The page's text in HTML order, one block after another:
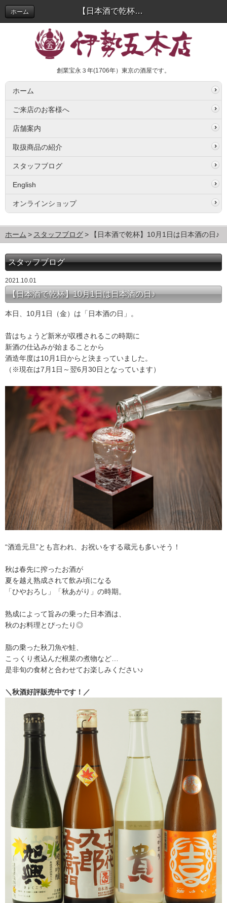
【日本酒で乾杯】10月1日は日本酒の日♪ | スタッフブログ
ホーム
創業宝永３年(1706年）東京の酒屋です。
ホーム
ご来店のお客様へ
店舗案内
取扱商品の紹介
スタッフブログ
English
オンラインショップ
ホーム スタッフブログ 【日本酒で乾杯】10月1日は日本酒の日♪
スタッフブログ
2021.10.01
【日本酒で乾杯】10月1日は日本酒の日♪
本日、10月1日（金）は「日本酒の日」。
昔はちょうど新米が収穫されるこの時期に
新酒の仕込みが始まることから
酒造年度は10月1日からと決まっていました。
（※現在は7月1日～翌6月30日となっています）
“酒造元旦”とも言われ、お祝いをする蔵元も多いそう！
秋は春先に搾ったお酒が
夏を越え熟成されて飲み頃になる
「ひやおろし」「秋あがり」の時期。
熟成によって旨みの乗った日本酒は、
秋のお料理とぴったり◎
脂の乗った秋刀魚や鮭、
こっくり煮込んだ根菜の煮物など…
是非旬の食材と合わせてお楽しみください♪
＼秋酒好評販売中です！／